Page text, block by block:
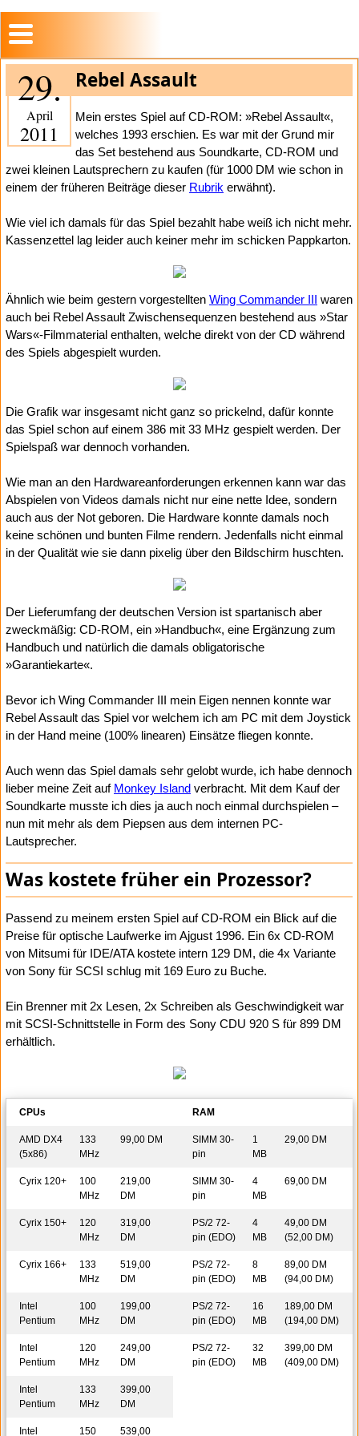
29.
April
2011
Rebel Assault
Mein erstes Spiel auf CD-ROM: »Rebel Assault«,
welches 1993 erschien. Es war mit der Grund mir
das Set bestehend aus Soundkarte, CD-ROM und
zwei kleinen Lautsprechern zu kaufen (für 1000 DM wie schon in
einem der früheren Beiträge dieser Rubrik erwähnt).
Wie viel ich damals für das Spiel bezahlt habe weiß ich nicht mehr.
Kassenzettel lag leider auch keiner mehr im schicken Pappkarton.
Ähnlich wie beim gestern vorgestellten Wing Commander III waren
auch bei Rebel Assault Zwischen­sequenzen bestehend aus »Star
Wars«-Filmmaterial enthalten, welche direkt von der CD während
des Spiels abgespielt wurden.
Die Grafik war insgesamt nicht ganz so prickelnd, dafür konnte
das Spiel schon auf einem 386 mit 33 MHz gespielt werden. Der
Spielspaß war dennoch vorhanden.
Wie man an den Hardwareanforderungen erkennen kann war das
Abspielen von Videos damals nicht nur eine nette Idee, sondern
auch aus der Not geboren. Die Hardware konnte damals noch
keine schönen und bunten Filme rendern. Jedenfalls nicht einmal
in der Qualität wie sie dann pixelig über den Bildschirm huschten.
Der Lieferumfang der deutschen Version ist spartanisch aber
zweckmäßig: CD-ROM, ein »Handbuch«, eine Ergänzung zum
Handbuch und natürlich die damals obligatorische
»Garantiekarte«.
Bevor ich Wing Commander III mein Eigen nennen konnte war
Rebel Assault das Spiel vor welchem ich am PC mit dem Joystick
in der Hand meine (100% linearen) Einsätze fliegen konnte.
Auch wenn das Spiel damals sehr gelobt wurde, ich habe dennoch
lieber meine Zeit auf Monkey Island verbracht. Mit dem Kauf der
Soundkarte musste ich dies ja auch noch einmal durchspielen –
nun mit mehr als dem Piepsen aus dem internen PC-
Lautsprecher.
Was kostete früher ein Prozessor?
Passend zu meinem ersten Spiel auf CD-ROM ein Blick auf die
Preise für optische Laufwerke im Ajgust 1996. Ein 6x CD-ROM
von Mitsumi für IDE/ATA kostete intern 129 DM, die 4x Variante
von Sony für SCSI schlug mit 169 Euro zu Buche.
Ein Brenner mit 2x Lesen, 2x Schreiben als Geschwindigkeit war
mit SCSI-Schnittstelle in Form des Sony CDU 920 S für 899 DM
erhältlich.
CPUs RAM
AMD DX4
(5x86)
133
MHz
99,00 DM
SIMM 30-
pin
1
MB
29,00 DM
Cyrix 120+
100
MHz
219,00
DM
SIMM 30-
pin
4
MB
69,00 DM
Cyrix 150+
120
MHz
319,00
DM
PS/2 72-
pin (EDO)
4
MB
49,00 DM
(52,00 DM)
Cyrix 166+
133
MHz
519,00
DM
PS/2 72-
pin (EDO)
8
MB
89,00 DM
(94,00 DM)
Intel
Pentium
100
MHz
199,00
DM
PS/2 72-
pin (EDO)
16
MB
189,00 DM
(194,00 DM)
Intel
Pentium
120
MHz
249,00
DM
PS/2 72-
pin (EDO)
32
MB
399,00 DM
(409,00 DM)
Intel
Pentium
133
MHz
399,00
DM
Intel 150 539,00